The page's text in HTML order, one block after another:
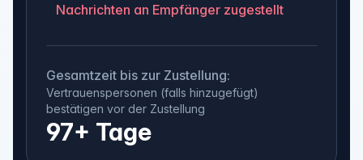
Nachrichten an Empfänger zugestellt
Gesamtzeit bis zur Zustellung:
Vertrauenspersonen (falls hinzugefügt)
bestätigen vor der Zustellung
97+ Tage